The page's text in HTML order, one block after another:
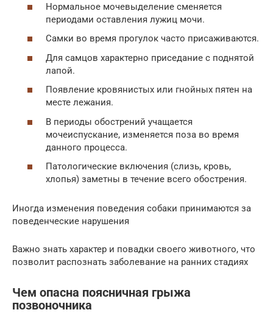
Нормальное мочевыделение сменяется
периодами оставления лужиц мочи.
Самки во время прогулок часто присаживаются.
Для самцов характерно приседание с поднятой
лапой.
Появление кровянистых или гнойных пятен на
месте лежания.
В периоды обострений учащается
мочеиспускание, изменяется поза во время
данного процесса.
Патологические включения (слизь, кровь,
хлопья) заметны в течение всего обострения.
Иногда изменения поведения собаки принимаются за
поведенческие нарушения
Важно знать характер и повадки своего животного, что
позволит распознать заболевание на ранних стадиях
Чем опасна поясничная грыжа
позвоночника